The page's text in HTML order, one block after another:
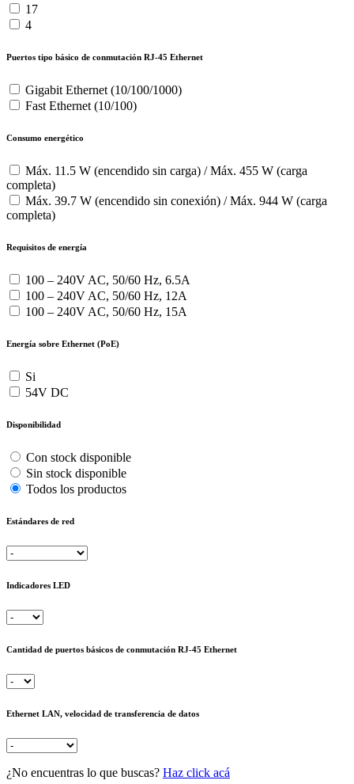
17
4
Puertos tipo básico de conmutación RJ-45 Ethernet
Gigabit Ethernet (10/100/1000)
Fast Ethernet (10/100)
Consumo energético
Máx. 11.5 W (encendido sin carga) / Máx. 455 W (carga
completa)
Máx. 39.7 W (encendido sin conexión) / Máx. 944 W (carga
completa)
Requisitos de energía
100 – 240V AC, 50/60 Hz, 6.5A
100 – 240V AC, 50/60 Hz, 12A
100 – 240V AC, 50/60 Hz, 15A
Energía sobre Ethernet (PoE)
Si
54V DC
Disponibilidad
Con stock disponible
Sin stock disponible
Todos los productos
Estándares de red
Indicadores LED
Cantidad de puertos básicos de conmutación RJ-45 Ethernet
Ethernet LAN, velocidad de transferencia de datos
¿No encuentras lo que buscas? Haz click acá